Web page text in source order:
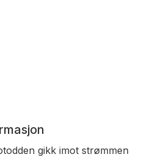
gikk imot strømmen